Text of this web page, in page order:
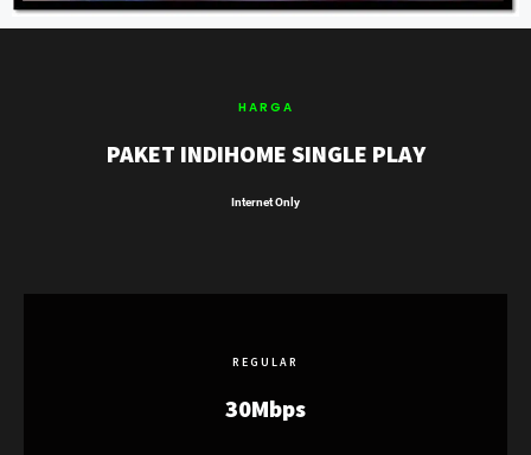
HARGA
PAKET INDIHOME SINGLE PLAY
Internet Only
REGULAR
30Mbps